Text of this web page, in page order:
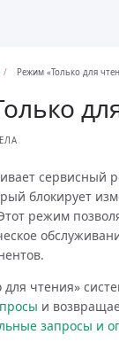
Режим «Только для
сервисный
блокирует
режим
чтения»
и
запросы и